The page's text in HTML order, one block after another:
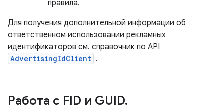
правила.
Для получения дополнительной информации об
ответственном использовании рекламных
идентификаторов см. справочник по API
AdvertisingIdClient .
Работа с FID и GUID.